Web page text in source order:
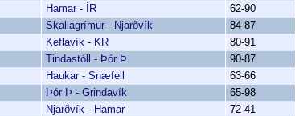
Hamar - ÍR
62-90
Skallagrímur - Njarðvík
84-87
Keflavík - KR
80-91
Tindastóll - Þór Þ
90-87
Haukar - Snæfell
63-66
Þór Þ - Grindavík
65-98
Njarðvík - Hamar
72-41